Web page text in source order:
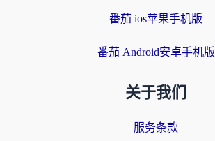
番茄 ios苹果手机版
番茄 Android安卓手机版
关于我们
服务条款